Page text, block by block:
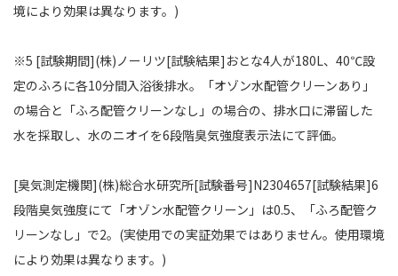
境により効果は異なります。)
※5 [試験期間](株)ノーリツ[試験結果]おとな4人が180L、40℃設
定のふろに各10分間入浴後排水。「オゾン水配管クリーンあり」
の場合と「ふろ配管クリーンなし」の場合の、排水口に滞留した
水を採取し、水のニオイを6段階臭気強度表示法にて評価。
[臭気測定機関](株)総合水研究所[試験番号]N2304657[試験結果]6
段階臭気強度にて「オゾン水配管クリーン」は0.5、「ふろ配管ク
リーンなし」で2。(実使用での実証効果ではありません。使用環境
により効果は異なります。)